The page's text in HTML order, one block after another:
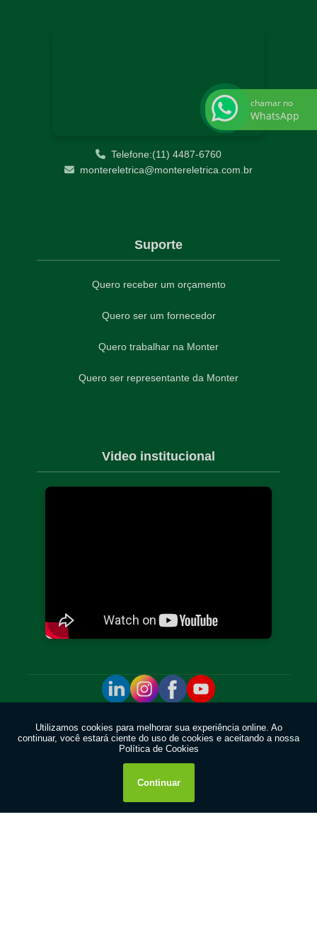
Telefone:(11) 4487-6760
montereletrica@montereletrica.com.br
Suporte
Quero receber um orçamento
Quero ser um fornecedor
Quero trabalhar na Monter
Quero ser representante da Monter
Video institucional
W3C
chamar no
WhatsApp